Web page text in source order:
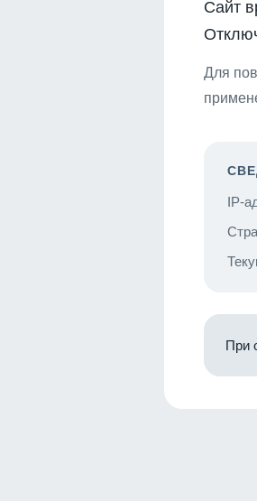
Сайт
Для
IP-
При